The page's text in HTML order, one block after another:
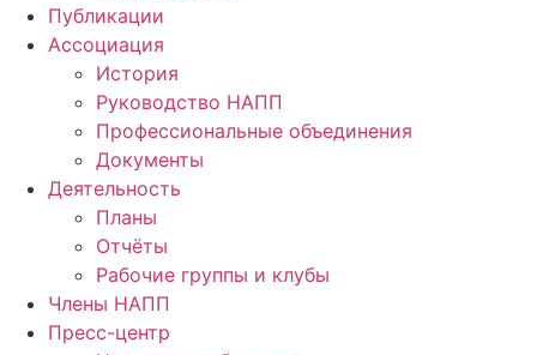
Публикации
Ассоциация
История
Руководство НАПП
Профессиональные объединения
Документы
Деятельность
Планы
Отчёты
Рабочие группы и клубы
Члены НАПП
Пресс-центр